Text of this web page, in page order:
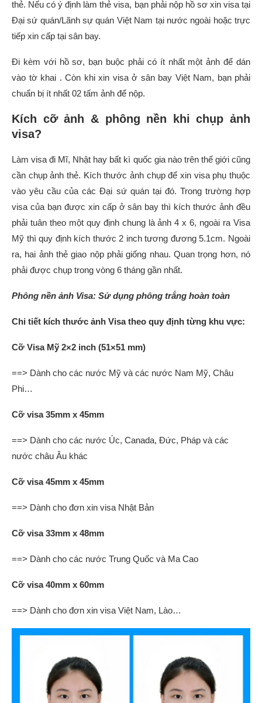
thẻ. Nếu có ý định làm thẻ visa, bạn phải nộp hồ sơ xin visa tại
Đại sứ quán/Lãnh sự quán Việt Nam tại nước ngoài hoặc trực
tiếp xin cấp tại sân bay.
Đi kèm với hồ sơ, bạn buộc phải có ít nhất một ảnh để dán
vào tờ khai . Còn khi xin visa ở sân bay Việt Nam, bạn phải
chuẩn bị ít nhất 02 tấm ảnh để nộp.
Kích cỡ ảnh & phông nền khi chụp ảnh
visa?
Làm visa đi Mĩ, Nhật hay bất kì quốc gia nào trên thế giới cũng
cần chụp ảnh thẻ. Kích thước ảnh chụp để xin visa phụ thuộc
vào yêu cầu của các Đại sứ quán tại đó. Trong trường hợp
visa của bạn được xin cấp ở sân bay thì kích thước ảnh đều
phải tuân theo một quy định chung là ảnh 4 x 6, ngoài ra Visa
Mỹ thì quy định kích thước 2 inch tương đương 5.1cm. Ngoài
ra, hai ảnh thẻ giao nộp phải giống nhau. Quan trọng hơn, nó
phải được chụp trong vòng 6 tháng gần nhất.
Phông nền ảnh Visa: Sử dụng phông trắng hoàn toàn
Chi tiết kích thước ảnh Visa theo quy định từng khu vực:
Cỡ Visa Mỹ 2×2 inch (51×51 mm)
==> Dành cho các nước Mỹ và các nước Nam Mỹ, Châu
Phi…
Cỡ visa 35mm x 45mm
==> Dành cho các nước Úc, Canada, Đức, Pháp và các
nước châu Âu khác
Cỡ visa 45mm x 45mm
==> Dành cho đơn xin visa Nhật Bản
Cỡ visa 33mm x 48mm
==> Dành cho các nước Trung Quốc và Ma Cao
Cỡ visa 40mm x 60mm
==> Dành cho đơn xin visa Việt Nam, Lào…